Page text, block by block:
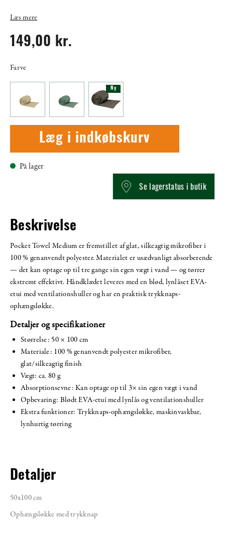
Læs mere
149,00 kr.
Farve
Ny
Læg i indkøbskurv
På lager
Se lagerstatus i butik
Beskrivelse
Pocket Towel Medium er fremstillet af glat, silkeagtig mikrofiber i
100 % genanvendt polyester. Materialet er usædvanligt absorberende
— det kan optage op til tre gange sin egen vægt i vand — og tørrer
ekstremt effektivt. Håndklædet leveres med en blød, lynlåset EVA-
etui med ventilationshuller og har en praktisk trykknaps-
ophængsløkke.
Detaljer og specifikationer
Størrelse: 50 × 100 cm
Materiale: 100 % genanvendt polyester mikrofiber,
glat/silkeagtig finish
Vægt: ca. 80 g
Absorptionsevne: Kan optage op til 3× sin egen vægt i vand
Opbevaring: Blødt EVA-etuí med lynlås og ventilationshuller
Ekstra funktioner: Trykknaps-ophængsløkke, maskinvaskbar,
lynhurtig tørring
Detaljer
50x100 cm
Ophængsløkke med trykknap